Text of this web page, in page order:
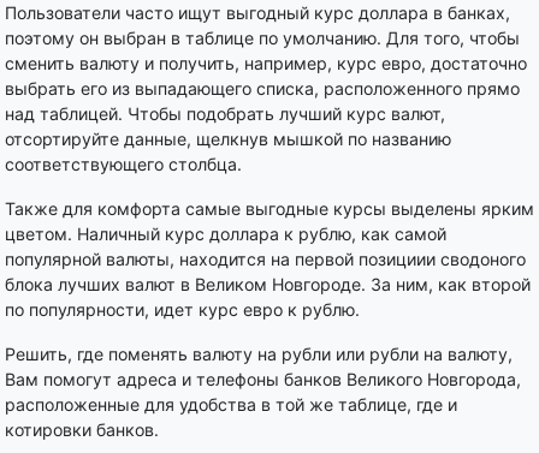
Пользователи часто ищут выгодный курс доллара в банках,
поэтому он выбран в таблице по умолчанию. Для того, чтобы
сменить валюту и получить, например, курс евро, достаточно
выбрать его из выпадающего списка, расположенного прямо
над таблицей. Чтобы подобрать лучший курс валют,
отсортируйте данные, щелкнув мышкой по названию
соответствующего столбца.
Также для комфорта самые выгодные курсы выделены ярким
цветом. Наличный курс доллара к рублю, как самой
популярной валюты, находится на первой позициии сводоного
блока лучших валют в Великом Новгороде. За ним, как второй
по популярности, идет курс евро к рублю.
Решить, где поменять валюту на рубли или рубли на валюту,
Вам помогут адреса и телефоны банков Великого Новгорода,
расположенные для удобства в той же таблице, где и
котировки банков.